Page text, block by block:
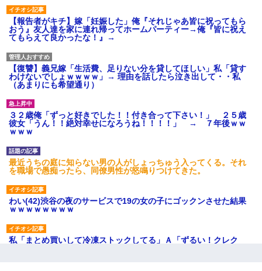
【報告者がキチ】嫁「妊娠した」俺『それじゃあ皆に祝ってもら
おう』友人達を家に連れ帰ってホームパーティー→俺『皆に祝え
てもらえて良かったな！』→
【復讐】義兄嫁「生活費、足りない分を貸してほしい」私「貸す
わけないでしょｗｗｗｗ」→ 理由を話したら泣き出して・・私
（あまりにも希望通り）
３２歳俺「ずっと好きでした！！付き合って下さい！」 ２５歳
彼女「うん！！絶対幸せになろうね！！！！」 → ７年後ｗｗ
ｗｗｗ
最近うちの庭に知らない男の人がしょっちゅう入ってくる。それ
を職場で愚痴ったら、同僚男性が怒鳴りつけてきた。
わい(42)渋谷の夜のサービスで19の女の子にゴックンさせた結果
ｗｗｗｗｗｗｗｗ
私「まとめ買いして冷凍ストックしてる」Ａ「ずるい！クレク